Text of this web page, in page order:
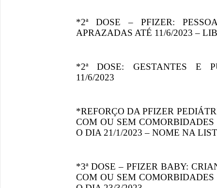
*2ª DOSE – PFIZER:
APRAZADAS ATÉ 11/6/2023 –
*2ª DOSE: GESTANTES E
11/6/2023
*REFORÇO DA PFIZER
COM OU SEM
O DIA 21/1/2023 – NOME NA
*3ª DOSE – PFIZER BABY:
COM OU SEM